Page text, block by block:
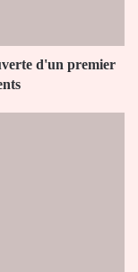
d'un premier